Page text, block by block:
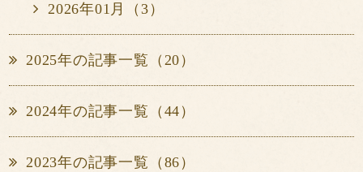
2026年01月（3）
2025年の記事一覧（20）
2024年の記事一覧（44）
2023年の記事一覧（86）